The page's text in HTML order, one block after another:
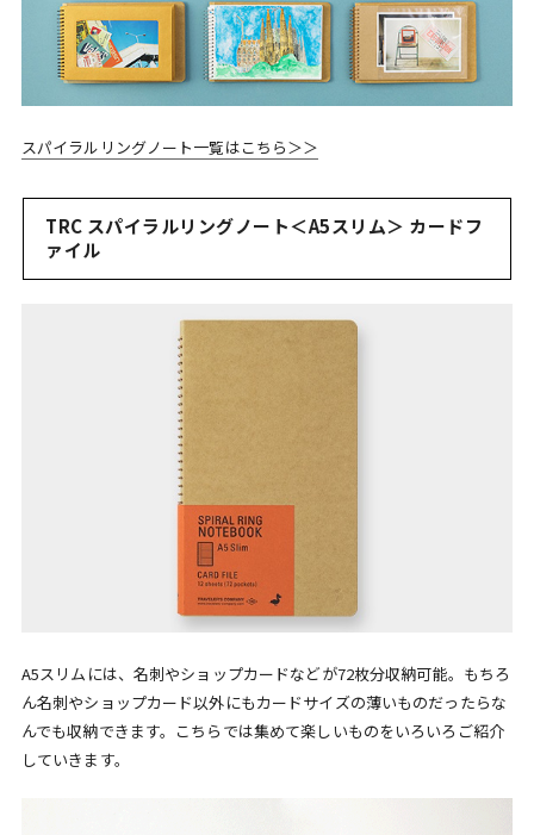
スパイラルリングノート一覧はこちら＞＞
TRC スパイラルリングノート＜A5スリム＞ カードフ
ァイル
A5スリムには、名刺やショップカードなどが72枚分収納可能。もちろ
ん名刺やショップカード以外にもカードサイズの薄いものだったらな
んでも収納できます。こちらでは集めて楽しいものをいろいろご紹介
していきます。